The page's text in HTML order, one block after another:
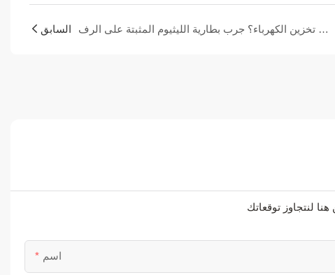
السابق هل تريد تخزين الكهرباء؟ جرب بطارية الليثيوم المثبتة على الرف
اسم